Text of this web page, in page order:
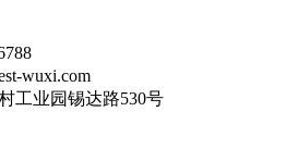
wuxi.com
工业园锡达路530号